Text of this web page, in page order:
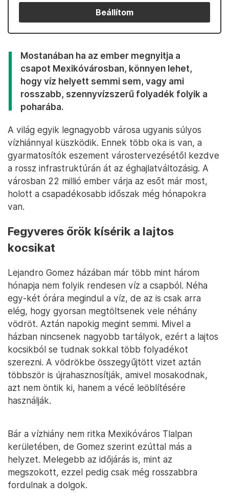
Beállítom
Mostanában ha az ember megnyitja a
csapot Mexikóvárosban, könnyen lehet,
hogy víz helyett semmi sem, vagy ami
rosszabb, szennyvízszerű folyadék folyik a
poharába.
A világ egyik legnagyobb városa ugyanis súlyos
vízhiánnyal küszködik. Ennek több oka is van, a
gyarmatosítók eszement várostervezésétől kezdve
a rossz infrastruktúrán át az éghajlatváltozásig. A
városban 22 millió ember várja az esőt már most,
holott a csapadékosabb időszak még hónapokra
van.
Fegyveres őrök kísérik a lajtos
kocsikat
Lejandro Gomez házában már több mint három
hónapja nem folyik rendesen víz a csapból. Néha
egy-két órára megindul a víz, de az is csak arra
elég, hogy gyorsan megtöltsenek vele néhány
vödröt. Aztán napokig megint semmi. Mivel a
házban nincsenek nagyobb tartályok, ezért a lajtos
kocsikból se tudnak sokkal több folyadékot
szerezni. A vödrökbe összegyűjtött vizet aztán
többször is újrahasznosítják, amivel mosakodnak,
azt nem öntik ki, hanem a vécé leöblítésére
használják.
Bár a vízhiány nem ritka Mexikóváros Tlalpan
kerületében, de Gomez szerint ezúttal más a
helyzet. Melegebb az időjárás is, mint az
megszokott, ezzel pedig csak még rosszabbra
fordulnak a dolgok.